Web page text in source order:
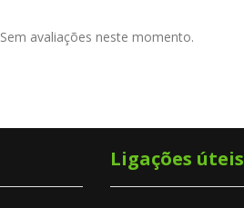
Sem avaliações neste momento.
Ligações úteis